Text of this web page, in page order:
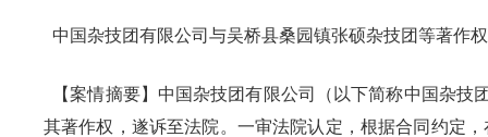
中国杂技团有限公司与吴桥县桑园镇张硕杂技团等著作
【案情摘要】中国杂技团有限公司（以下简称中国杂技
其著作权，遂诉至法院。一审法院认定，根据合同约定